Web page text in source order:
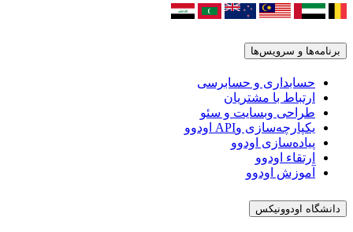
برنامه‌ها و سرویس‌ها
حسابداری و حسابرسی
ارتباط با مشتریان
طراحی وبسایت و سئو
یکپارچه‌سازی وAPI اودوو
پیاده‌سازی اودوو
ارتقاء اودوو
آموزش اودوو
دانشگاه اودوونیکس